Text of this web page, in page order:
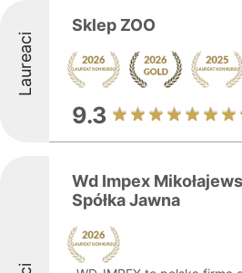
Laureaci
Sklep ZOO
9.3
Wd Impex
Spółka Jawna